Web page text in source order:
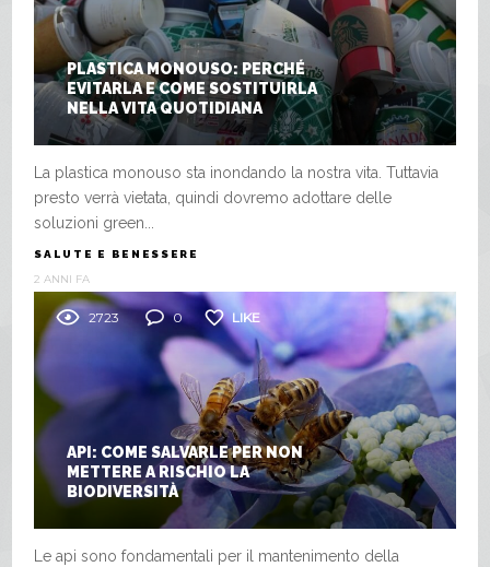
PLASTICA MONOUSO: PERCHÉ
EVITARLA E COME SOSTITUIRLA
NELLA VITA QUOTIDIANA
La plastica monouso sta inondando la nostra vita. Tuttavia
presto verrà vietata, quindi dovremo adottare delle
soluzioni green...
SALUTE E BENESSERE
2 ANNI FA
API: COME SALVARLE PER NON
METTERE A RISCHIO LA
BIODIVERSITÀ
2723 0 LIKE
Le api sono fondamentali per il mantenimento della